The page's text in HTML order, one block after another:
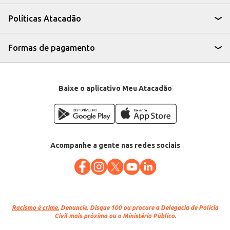
consistente, facilitando o trabalho de chefs e cozinheiros. Sua praticidade
na compra por quilo, aliada à qualidade do produto, garante um excelente
custo-benefício para o seu negócio.
Categoria: Carne suína
Políticas Atacadão
Formas de pagamento
Baixe o aplicativo Meu Atacadão
Acompanhe a gente nas redes sociais
Racismo é crime. Denuncie. Disque 100 ou procure a Delegacia de Polícia
Civil mais próxima ou o Ministério Público.